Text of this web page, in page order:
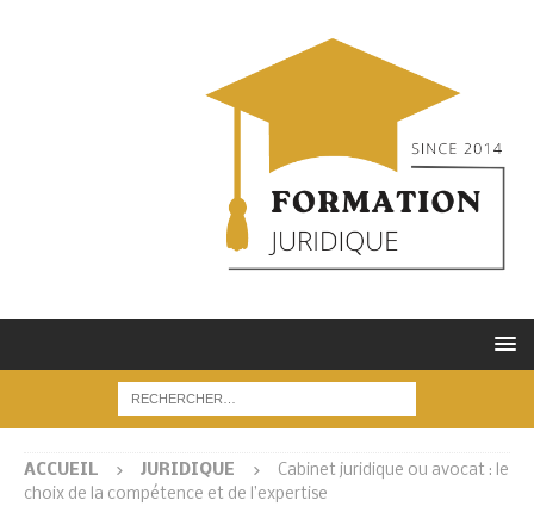
ACCUEIL JURIDIQUE
Cabinet juridique ou avocat : le
choix de la compétence et de l’expertise